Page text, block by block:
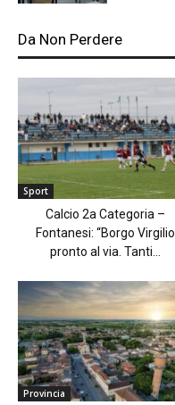
Da Non Perdere
Sport
Calcio 2a Categoria –
Fontanesi: “Borgo Virgilio
pronto al via. Tanti...
Provincia